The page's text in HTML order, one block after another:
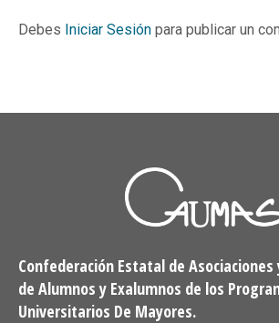
Debes Iniciar Sesión para publicar un
Confederación Estatal de Asociaciones
de Alumnos y Exalumnos de los
Universitarios De Mayores.